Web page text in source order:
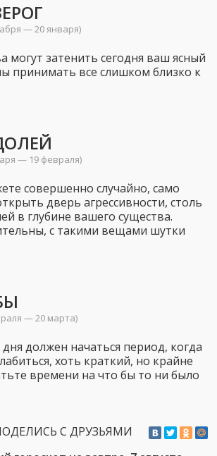
— 20 января)
могут затенить сегодня ваш ясный
принимать все слишком близко к
— 19 февраля)
совершенно случайно, само
дверь агрессивности, столь
в глубине вашего существа.
с такими вещами шутки
— 20 марта)
должен начаться период, когда
хоть краткий, но крайне
времени на что бы то ни было
С ДРУЗЬЯМИ